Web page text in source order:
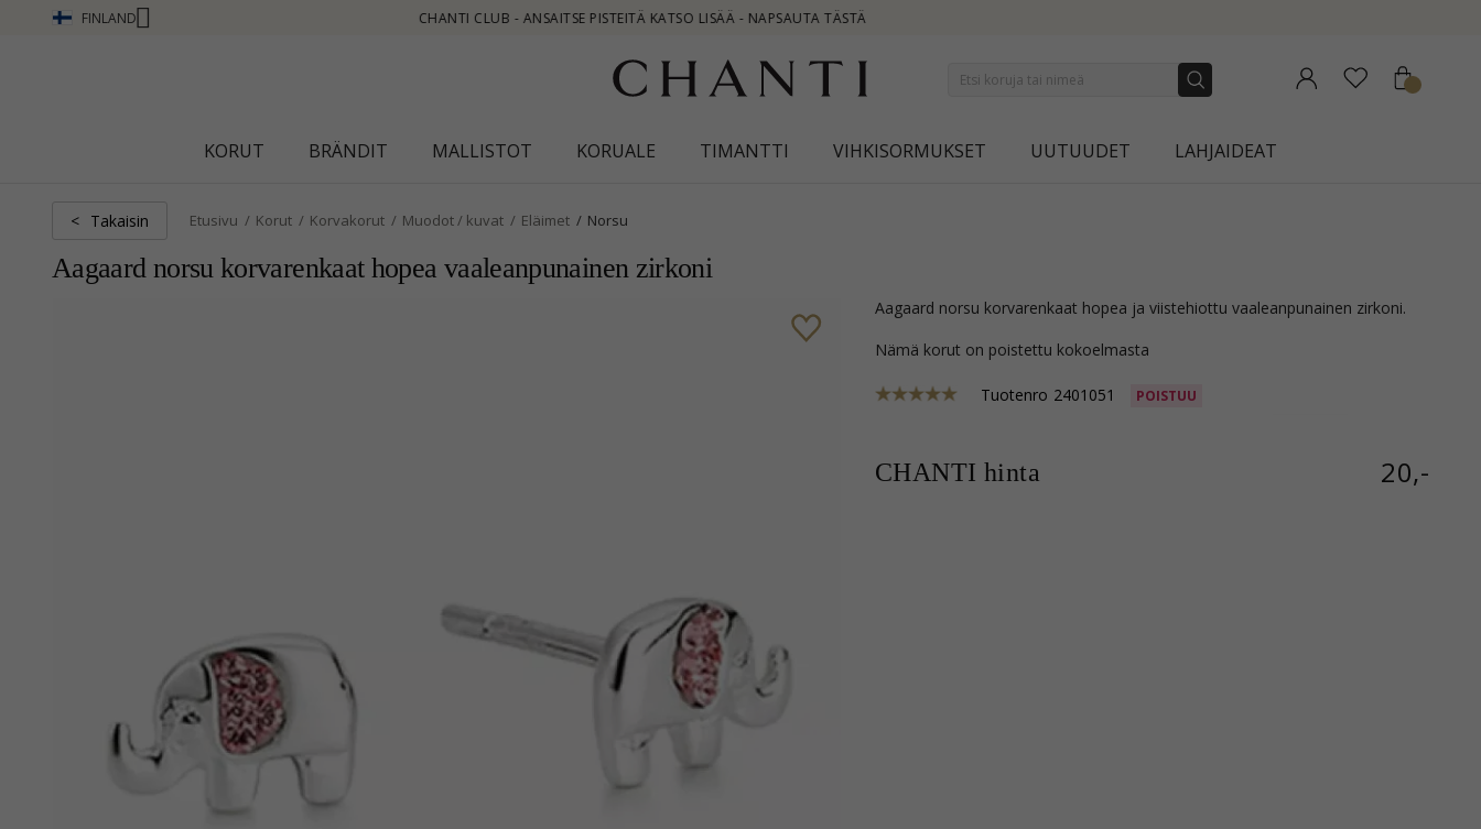
FINLAND
- ANSAITSE PISTEITÄ KATSO LISÄÄ - NAPSAUTA TÄSTÄ
KORUT BRÄNDIT MALLISTOT KORUALE TIMANTTI VIHKISORMUKSET UUTUUDET LAHJAIDEAT
< Takaisin Etusivu Korut Korvakorut Muodot / kuvat Eläimet Norsu
Aagaard norsu korvarenkaat hopea vaaleanpunainen zirkoni
Aagaard norsu korvarenkaat hopea ja viistehiottu vaaleanpunainen zirkoni.
Nämä korut on poistettu kokoelmasta
Tuotenro 2401051 POISTUU
CHANTI hinta 20,-